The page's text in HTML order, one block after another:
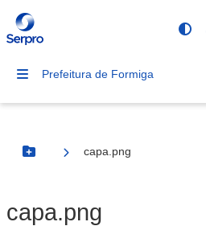
Prefeitura de Formiga
Botão Menu
capa.png
capa.png